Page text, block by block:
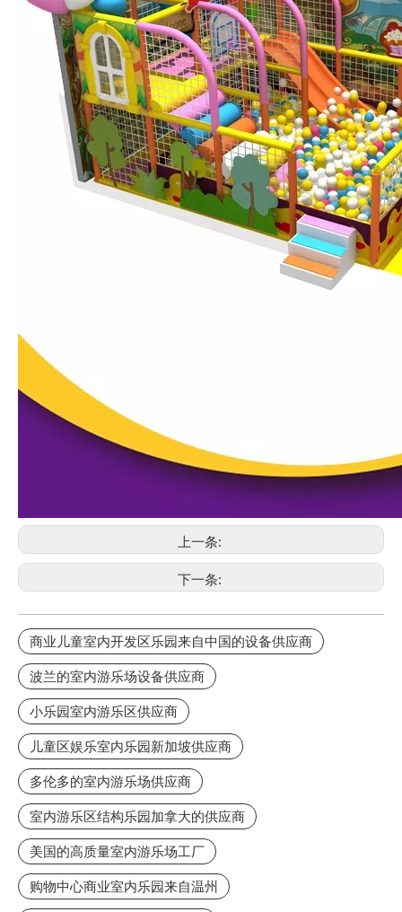
上一条:
下一条:
商业儿童室内开发区乐园来自中国的设备供应商
波兰的室内游乐场设备供应商
小乐园室内游乐区供应商
儿童区娱乐室内乐园新加坡供应商
多伦多的室内游乐场供应商
室内游乐区结构乐园加拿大的供应商
美国的高质量室内游乐场工厂
购物中心商业室内乐园来自温州